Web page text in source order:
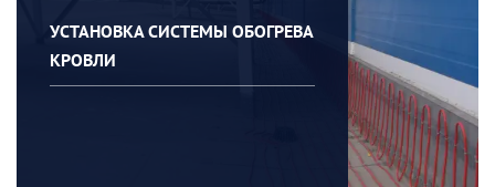
УСТАНОВКА СИСТЕМЫ ОБОГРЕВА
КРОВЛИ